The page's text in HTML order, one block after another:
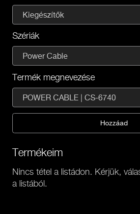
Kiegészítők
Szériák
Power Cable
Termék megnevezése
POWER CABLE | CS-6740
Hozzáad
Termékeim
Nincs tétel a listádon. Kérjük,
a listából.